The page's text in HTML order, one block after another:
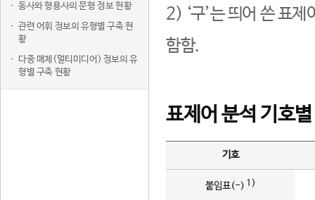
동사와 형용사의 문형 정보 현황
관련 어휘 정보의 유형별 구축 현
황
다중 매체(멀티미디어) 정보의 유
형별 구축 현황
2) ‘구’는 띄어 쓴 표
함함.
표제어 분석 기호
기호
붙임표(-) 1)